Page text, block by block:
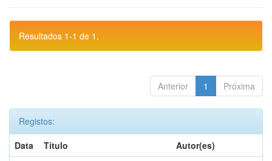
Resultados 1-1 de 1.
Anterior 1 Próxima
Registos:
Data
Título
Autor(es)